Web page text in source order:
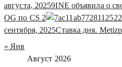
августа, 20259INE объявила о
OG по СS 2
сентября, 2025Ставка дня.
« Янв
Август 2026